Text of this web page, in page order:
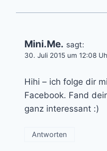
Mini.Me. sagt:
30. Juli 2015 um 12:08
Hihi – ich folge dir
Facebook. Fand
ganz interessant :)
Antworten